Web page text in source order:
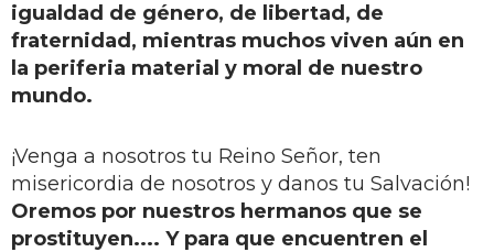
igualdad de género, de libertad, de
fraternidad, mientras muchos viven aún en
la periferia material y moral de nuestro
mundo.
¡Venga a nosotros tu Reino Señor, ten
misericordia de nosotros y danos tu Salvación!
Oremos por nuestros hermanos que se
prostituyen.... Y para que encuentren el